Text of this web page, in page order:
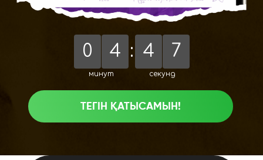
0 4
минут
: 4 7
6
секунд
ТЕГІН ҚАТЫСАМЫН!